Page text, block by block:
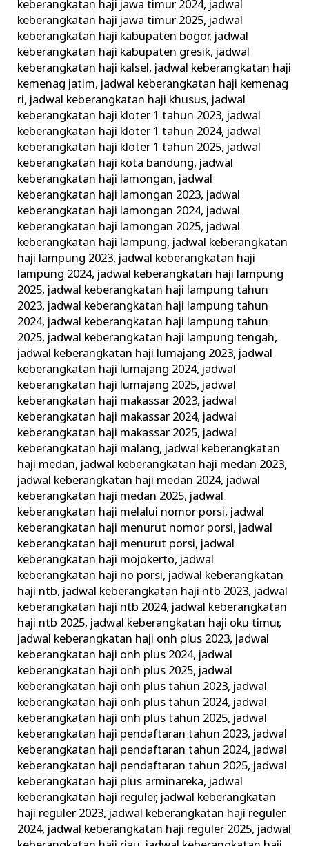
keberangkatan haji jawa timur 2024, jadwal
keberangkatan haji jawa timur 2025, jadwal
keberangkatan haji kabupaten bogor, jadwal
keberangkatan haji kabupaten gresik, jadwal
keberangkatan haji kalsel, jadwal keberangkatan haji
kemenag jatim, jadwal keberangkatan haji kemenag
ri, jadwal keberangkatan haji khusus, jadwal
keberangkatan haji kloter 1 tahun 2023, jadwal
keberangkatan haji kloter 1 tahun 2024, jadwal
keberangkatan haji kloter 1 tahun 2025, jadwal
keberangkatan haji kota bandung, jadwal
keberangkatan haji lamongan, jadwal
keberangkatan haji lamongan 2023, jadwal
keberangkatan haji lamongan 2024, jadwal
keberangkatan haji lamongan 2025, jadwal
keberangkatan haji lampung, jadwal keberangkatan
haji lampung 2023, jadwal keberangkatan haji
lampung 2024, jadwal keberangkatan haji lampung
2025, jadwal keberangkatan haji lampung tahun
2023, jadwal keberangkatan haji lampung tahun
2024, jadwal keberangkatan haji lampung tahun
2025, jadwal keberangkatan haji lampung tengah,
jadwal keberangkatan haji lumajang 2023, jadwal
keberangkatan haji lumajang 2024, jadwal
keberangkatan haji lumajang 2025, jadwal
keberangkatan haji makassar 2023, jadwal
keberangkatan haji makassar 2024, jadwal
keberangkatan haji makassar 2025, jadwal
keberangkatan haji malang, jadwal keberangkatan
haji medan, jadwal keberangkatan haji medan 2023,
jadwal keberangkatan haji medan 2024, jadwal
keberangkatan haji medan 2025, jadwal
keberangkatan haji melalui nomor porsi, jadwal
keberangkatan haji menurut nomor porsi, jadwal
keberangkatan haji menurut porsi, jadwal
keberangkatan haji mojokerto, jadwal
keberangkatan haji no porsi, jadwal keberangkatan
haji ntb, jadwal keberangkatan haji ntb 2023, jadwal
keberangkatan haji ntb 2024, jadwal keberangkatan
haji ntb 2025, jadwal keberangkatan haji oku timur,
jadwal keberangkatan haji onh plus 2023, jadwal
keberangkatan haji onh plus 2024, jadwal
keberangkatan haji onh plus 2025, jadwal
keberangkatan haji onh plus tahun 2023, jadwal
keberangkatan haji onh plus tahun 2024, jadwal
keberangkatan haji onh plus tahun 2025, jadwal
keberangkatan haji pendaftaran tahun 2023, jadwal
keberangkatan haji pendaftaran tahun 2024, jadwal
keberangkatan haji pendaftaran tahun 2025, jadwal
keberangkatan haji plus arminareka, jadwal
keberangkatan haji reguler, jadwal keberangkatan
haji reguler 2023, jadwal keberangkatan haji reguler
2024, jadwal keberangkatan haji reguler 2025, jadwal